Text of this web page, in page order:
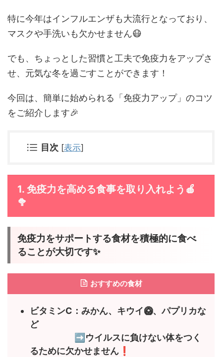
特に今年はインフルエンザも大流行となっており、
マスクや手洗いも欠かせません😷
でも、ちょっとした習慣と工夫で免疫力をアップさ
せ、元気な冬を過ごすことができます！
今回は、簡単に始められる「免疫力アップ」のコツ
をご紹介します🎉
目次 [表示]
1. 免疫力を高める食事を取り入れよう🍎
🥦
免疫力をサポートする食材を積極的に食べ
ることが大切です✨
おすすめの食材
ビタミンC：みかん、キウイ🥝、パプリカな
ど
➡️ウイルスに負けない体をつく
るために欠かせません ❗